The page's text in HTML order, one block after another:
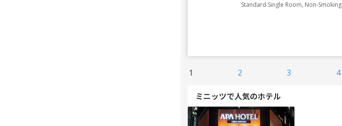
Standard Single Room, Non-Smoking
1 2 3 4
ミニッツで人気のホテル